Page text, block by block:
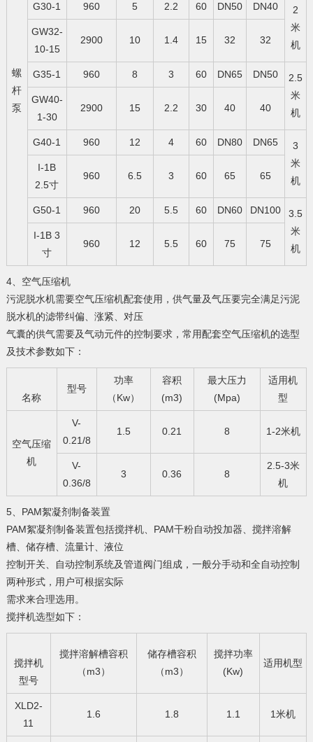
螺
杆
泵
G30-1 960 5 2.2 60 DN50 DN40
2
米
机
GW32-
10-15
2900 10 1.4 15 32 32
G35-1 960 8 3 60 DN65 DN50
2.5
米
机
GW40-
1-30
2900 15 2.2 30 40 40
G40-1 960 12 4 60 DN80 DN65
3
米
机
I-1B
2.5寸
960 6.5 3 60 65 65
G50-1 960 20 5.5 60 DN60 DN100
3.5
米
机
I-1B 3
寸
960 12 5.5 60 75 75
4、空气压缩机
污泥脱水机需要空气压缩机配套使用，供气量及气压要完全满足污泥
脱水机的滤带纠偏、涨紧、对压
气囊的供气需要及气动元件的控制要求，常用配套空气压缩机的选型
及技术参数如下：
名称
型号
功率
（Kw）
容积
(m3)
最大压力
(Mpa)
适用机
型
空气压缩
机
V-
0.21/8
1.5 0.21 8 1-2米机
V-
0.36/8
3 0.36 8
2.5-3米
机
5、PAM絮凝剂制备装置
PAM絮凝剂制备装置包括搅拌机、PAM干粉自动投加器、搅拌溶解
槽、储存槽、流量计、液位
控制开关、自动控制系统及管道阀门组成，一般分手动和全自动控制
两种形式，用户可根据实际
需求来合理选用。
搅拌机选型如下：
搅拌机
型号
搅拌溶解槽容积
（m3）
储存槽容积
（m3）
搅拌功率
(Kw)
适用机型
XLD2-
11
1.6 1.8 1.1 1米机